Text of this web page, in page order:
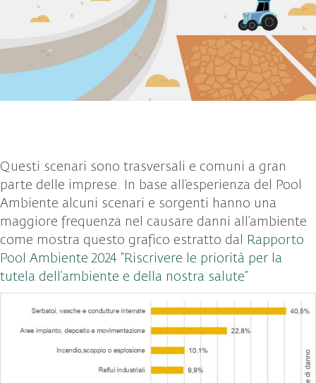
Questi scenari sono trasversali e comuni a gran
parte delle imprese. In base all’esperienza del Pool
Ambiente alcuni scenari e sorgenti hanno una
maggiore frequenza nel causare danni all’ambiente
come mostra questo grafico estratto dal Rapporto
Pool Ambiente 2024 “Riscrivere le priorità per la
tutela dell’ambiente e della nostra salute”